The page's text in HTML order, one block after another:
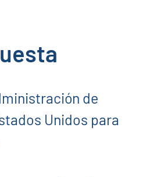
de
Unidos para